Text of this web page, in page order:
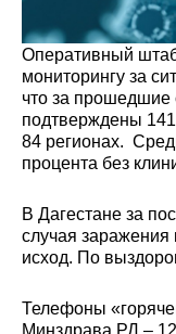
Оперативный
мониторингу за
что за прошедшие
подтверждены
84 регионах.
процента без
В Дагестане за
случая
исход. По
Телефоны
Минздрава РД –